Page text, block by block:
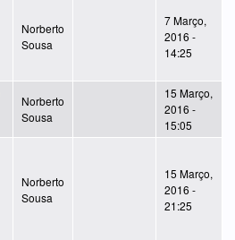
Norberto
Sousa
7 Março,
2016 -
14:25
Norberto
Sousa
15 Março,
2016 -
15:05
Norberto
Sousa
15 Março,
2016 -
21:25